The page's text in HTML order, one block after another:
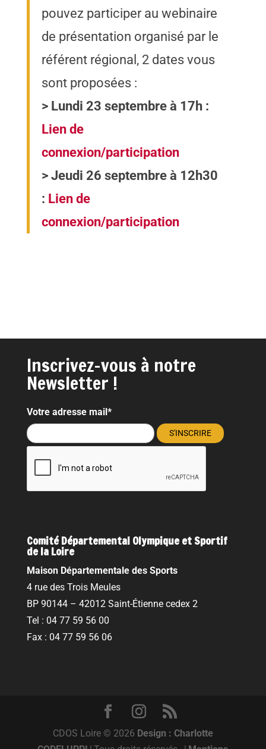
pouvez participer au webinaire
de présentation organisé par le
référent régional, 2 dates vous
sont proposées :
> Lundi 23 septembre à 17h :
Lien de
connexion/participation
> Jeudi 26 septembre à 12h30
: Lien de
connexion/participation
Inscrivez-vous à notre
Newsletter !
Votre adresse mail*
Comité Départemental Olympique et Sportif
de la Loire
Maison Départementale des Sports
4 rue des Trois Meules
BP 90144 – 42012 Saint-Étienne cedex 2
Tel : 04 77 59 56 00
Fax : 04 77 59 56 06
CDOS Loire © 2026 Design : Charlotte